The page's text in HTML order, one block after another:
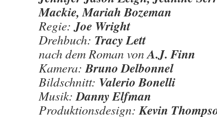
Mackie, Mariah Bozeman
Regie:Joe Wright
Drehbuch: Tracy Lett
nach dem Roman vonA.J. Finn
Kamera: Bruno Delbonnel
Bildschnitt: Valerio Bonelli
Musik:Danny Elfman
Produktionsdesign:Kevin